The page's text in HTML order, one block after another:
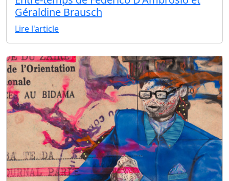
Géraldine Brausch
Lire l'article